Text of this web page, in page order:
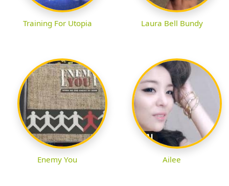
Training For Utopia Laura Bell Bundy
Enemy You Ailee